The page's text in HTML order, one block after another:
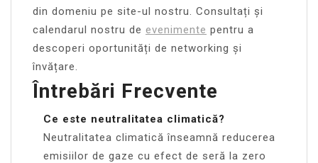
din domeniu pe site-ul nostru. Consultați și
calendarul nostru de evenimente pentru a
descoperi oportunități de networking și
învățare.
Întrebări Frecvente
Ce este neutralitatea climatică?
Neutralitatea climatică înseamnă reducerea
emisiilor de gaze cu efect de seră la zero